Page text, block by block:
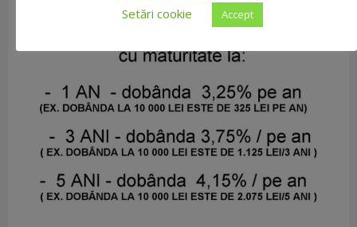
Setări cookie
Accept